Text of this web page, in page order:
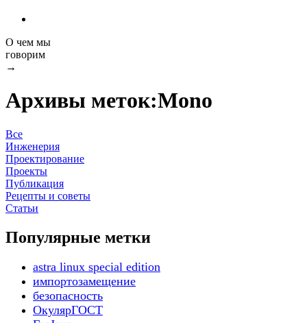
О чем мы
говорим
→
Архивы меток:Mono
Все
Инженерия
Проектирование
Проекты
Публикация
Рецепты и советы
Статьи
Популярные метки
astra linux special edition
импортозамещение
безопасность
ОкулярГОСТ